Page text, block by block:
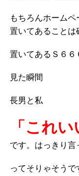
もちろんホーム
置いてあることは
置いてあるＳ６６
見た瞬間
長男と私
「これ
です。はっきり言
ってそりゃそうで